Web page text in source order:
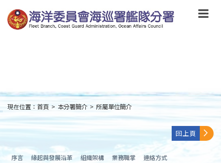
到
主
要
:::
現在位置： 首頁 > 本分署簡介 > 所屬單位簡介
回上頁
序言 緣起與發展沿革 組織架構 業務職掌 連絡方式